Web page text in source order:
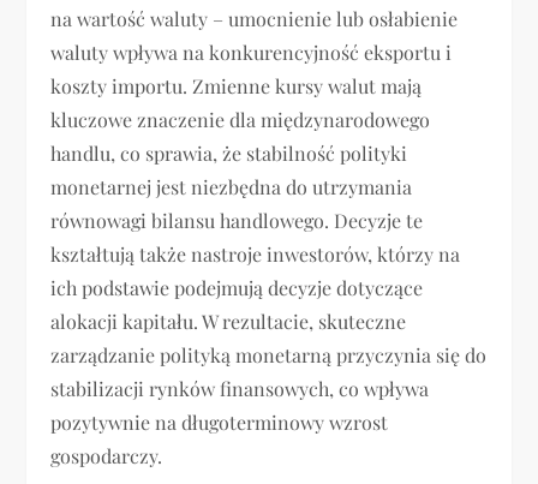
na wartość waluty – umocnienie lub osłabienie
waluty wpływa na konkurencyjność eksportu i
koszty importu. Zmienne kursy walut mają
kluczowe znaczenie dla międzynarodowego
handlu, co sprawia, że stabilność polityki
monetarnej jest niezbędna do utrzymania
równowagi bilansu handlowego. Decyzje te
kształtują także nastroje inwestorów, którzy na
ich podstawie podejmują decyzje dotyczące
alokacji kapitału. W rezultacie, skuteczne
zarządzanie polityką monetarną przyczynia się do
stabilizacji rynków finansowych, co wpływa
pozytywnie na długoterminowy wzrost
gospodarczy.